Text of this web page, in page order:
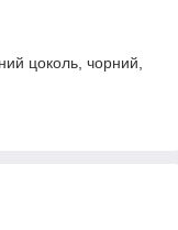
цоколь, чорний,